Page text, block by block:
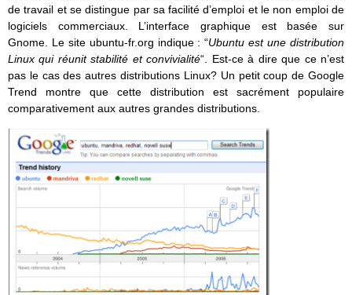
de travail et se distingue par sa facilité d’emploi et le non emploi de
logiciels commerciaux. L’interface graphique est basée sur
Gnome. Le site ubuntu-fr.org indique : “Ubuntu est une distribution
Linux qui réunit stabilité et convivialité“. Est-ce à dire que ce n’est
pas le cas des autres distributions Linux? Un petit coup de Google
Trend montre que cette distribution est sacrément populaire
comparativement aux autres grandes distributions.